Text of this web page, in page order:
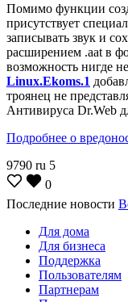
Помимо функции
присутствует
записывать звук и
расширением .aat в
возможность нигде
Linux.Ekoms.1
троянец не
Антивируса Dr.Web
Подробнее о
9790 ru 5
0
Последние новости
Для дома
Для бизнеса
Поддержка
Пользователям
Партнерам